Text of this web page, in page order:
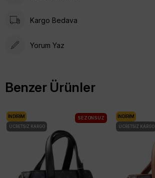
Kargo Bedava
Yorum Yaz
Benzer Ürünler
İNDIRIM
ÜCRETSIZ KARGO
SEZONSUZ İNDIRIM
ÜCRETSIZ KARGO